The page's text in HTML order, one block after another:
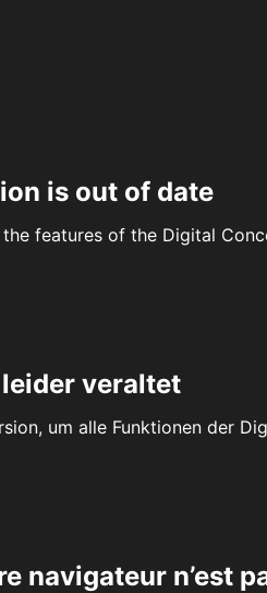
is out of date
features of the Digital
veraltet
um alle Funktionen der
navigateur n’est